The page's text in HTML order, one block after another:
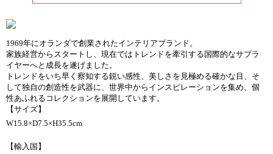
1969年にオランダで創業されたインテリアブランド。
家族経営からスタートし、現在ではトレンドを牽引する国際的なサプラ
イヤーへと成長を遂げました。
トレンドをいち早く察知する鋭い感性、美しさを見極める確かな目、そ
して独自の創造性を武器に、世界中からインスピレーションを集め、個
性あふれるコレクションを展開しています。
【サイズ】
W15.8×D7.5×H35.5cm
【輸入国】